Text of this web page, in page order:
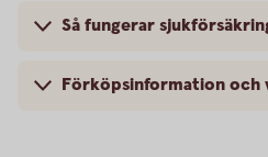
Så fungerar
Förköpsinformation och